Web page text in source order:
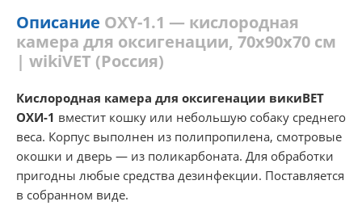
Описание OXY-1.1 — кислородная
камера для оксигенации, 70х90х70 см
| wikiVET (Россия)
Кислородная камера для оксигенации викиВЕТ
ОХИ-1 вместит кошку или небольшую собаку среднего
веса. Корпус выполнен из полипропилена, смотровые
окошки и дверь — из поликарбоната. Для обработки
пригодны любые средства дезинфекции. Поставляется
в собранном виде.